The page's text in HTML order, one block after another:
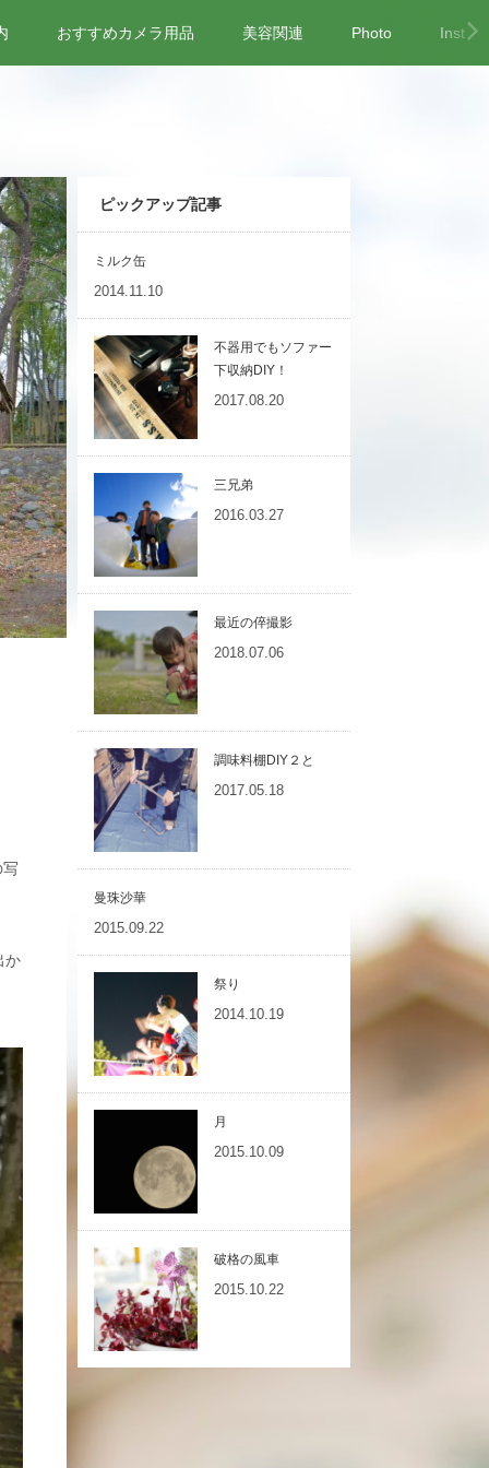
おすすめカメラ用品 美容関連 Photo
か
ピックアップ記事
ミルク缶
2014.11.10
不器用でもソファー
下収納DIY！
2017.08.20
三兄弟
2016.03.27
最近の倅撮影
2018.07.06
調味料棚DIY２と
2017.05.18
曼珠沙華
2015.09.22
祭り
2014.10.19
月
2015.10.09
破格の風車
2015.10.22